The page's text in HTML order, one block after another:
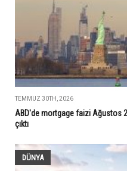
TEMMUZ 30TH, 2026
ABD'de mortgage faizi Ağustos
çıktı
DÜNYA